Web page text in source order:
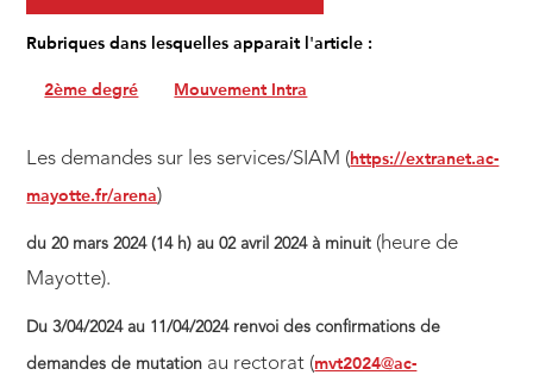
Rubriques dans lesquelles apparait l'article :
2ème degré Mouvement Intra
Les demandes sur les services/SIAM (https://extranet.ac-
mayotte.fr/arena)
du 20 mars 2024 (14 h) au 02 avril 2024 à minuit (heure de
Mayotte).
Du 3/04/2024 au 11/04/2024 renvoi des confirmations de
demandes de mutation au rectorat (mvt2024@ac-